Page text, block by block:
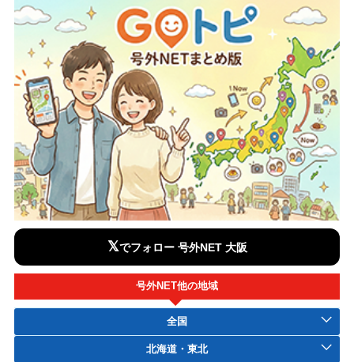
𝕏でフォロー 号外NET 大阪
号外NET他の地域
全国
北海道・東北